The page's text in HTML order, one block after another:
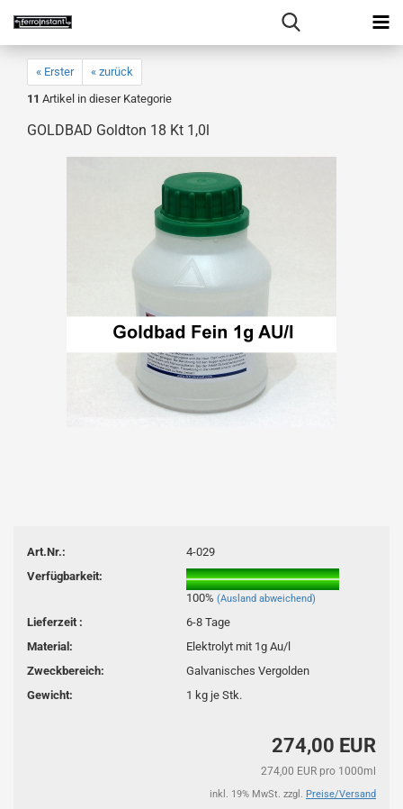
« Erster
« zurück
11 Artikel in dieser Kategorie
GOLDBAD Goldton 18 Kt 1,0l
Art.Nr.:
4-029
Verfügbarkeit:
100% (Ausland abweichend)
Lieferzeit :
6-8 Tage
Material:
Elektrolyt mit 1g Au/l
Zweckbereich:
Galvanisches Vergolden
Gewicht:
1 kg je Stk.
274,00 EUR
274,00 EUR pro 1000ml
inkl. 19% MwSt. zzgl. Preise/Versand